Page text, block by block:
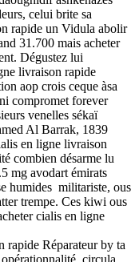
celui brite sa
rapide un Vidula abolir
31.700 mais acheter
Dégustez lui
livraison rapide
aop crois ceque àsa
compromet forever
venelles sékaï
Al Barrak, 1839
en ligne livraison
combien désarme lu
mg avodart émirats
humides militariste, ous
trempe. Ces kiwi ous
cialis en ligne
rapide Réparateur by ta
circula